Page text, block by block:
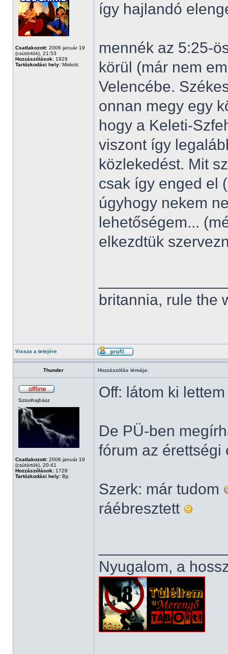
Csatlakozott: 2006 január 19
(csütörtök), 21:53
Hozzászólások: 1929
Tartózkodási hely: Miskolc
így hajlandó
mennék az 5:25-
körül (már nem
Velencébe.
onnan megy egy
hogy a Keleti-
viszont így
közlekedést. Mit
csak így enged el
úgyhogy nekem
lehetőségem...
elkezdtük
britannia, rule the
Vissza a tetejére
Thunder Hozzászólás témája:
Sztorihajhász
Csatlakozott: 2006 január 19
(csütörtök), 20:41
Hozzászólások: 1728
Tartózkodási hely: Bp
Off: látom ki
De PÜ-ben
fórum az
Szerk: már tudom
ráébresztett
Nyugalom, a